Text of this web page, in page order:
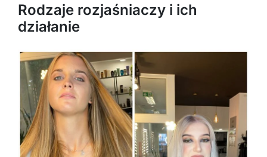
Rodzaje rozjaśniaczy i ich
działanie